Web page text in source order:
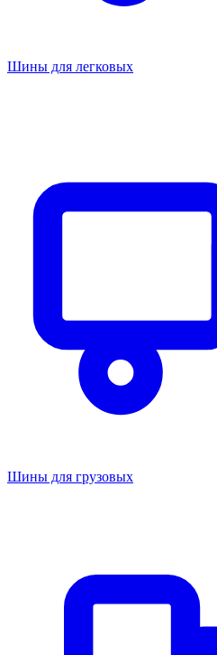
Шины для легковых
Шины для грузовых